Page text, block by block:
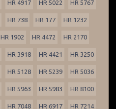
HR 4917 HR 5022 HR 5767
HR 738 HR 177 HR 1232
HR 1902 HR 4472 HR 2170
HR 3918 HR 4421 HR 3250
HR 5128 HR 5239 HR 5036
HR 5963 HR 5983 HR 8100
HR 7048 HR 6917 HR 7214